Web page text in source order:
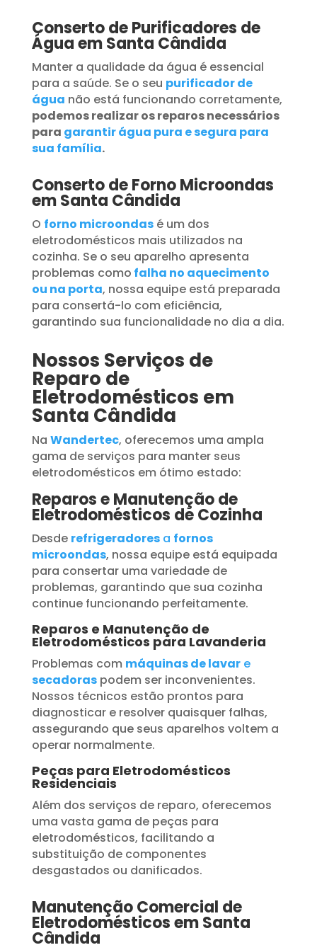
Conserto de Purificadores de
Água em Santa Cândida
Manter a qualidade da água é essencial
para a saúde. Se o seu purificador de
água não está funcionando corretamente,
podemos realizar os reparos necessários
para garantir água pura e segura para
sua família.
Conserto de Forno Microondas
em Santa Cândida
O forno microondasé um dos
eletrodomésticos mais utilizados na
cozinha. Se o seu aparelho apresenta
problemas como falha no aquecimento
ou na porta, nossa equipe está preparada
para consertá-lo com eficiência,
garantindo sua funcionalidade no dia a dia.
Nossos Serviços de
Reparo de
Eletrodomésticos em
Santa Cândida
Na Wandertec, oferecemos uma ampla
gama de serviços para manter seus
eletrodomésticos em ótimo estado:
Reparos e Manutenção de
Eletrodomésticos de Cozinha
Desde refrigeradoresa fornos
microondas, nossa equipe está equipada
para consertar uma variedade de
problemas, garantindo que sua cozinha
continue funcionando perfeitamente.
Reparos e Manutenção de
Eletrodomésticos para Lavanderia
Problemas com máquinas de lavare
secadoraspodem ser inconvenientes.
Nossos técnicos estão prontos para
diagnosticar e resolver quaisquer falhas,
assegurando que seus aparelhos voltem a
operar normalmente.
Peças para Eletrodomésticos
Residenciais
Além dos serviços de reparo, oferecemos
uma vasta gama de peças para
eletrodomésticos, facilitando a
substituição de componentes
desgastados ou danificados.
Manutenção Comercial de
Eletrodomésticos em Santa
Cândida